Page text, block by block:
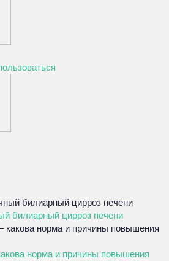
билиарный цирроз печени
норма и причины повышения